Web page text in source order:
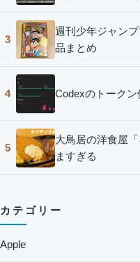
3
週刊少年ジャン
品まとめ
4 Codexのトーク
5
大鳥居の洋食屋
ますぎる
カテゴリー
Apple